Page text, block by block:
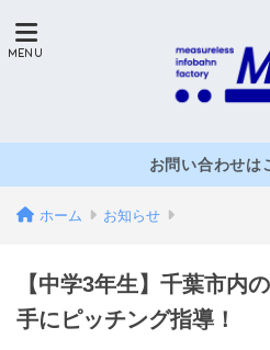
お問い合わせは
ホーム お知らせ
【中学3年生】千葉市内
手にピッチング指導！